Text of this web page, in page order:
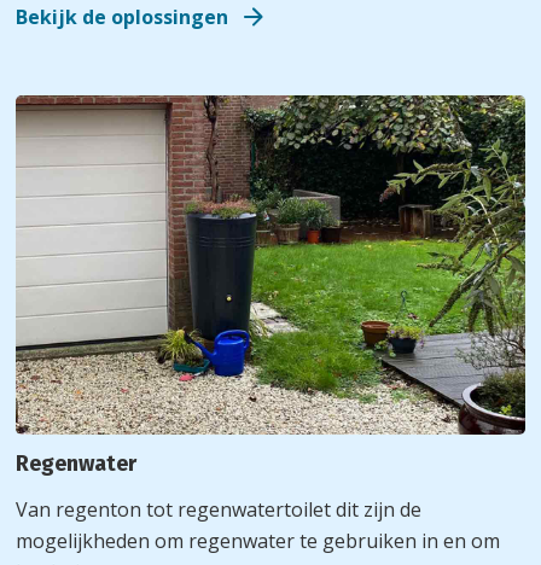
Bekijk de oplossingen
Regenwater
Van regenton tot regenwatertoilet dit zijn de
mogelijkheden om regenwater te gebruiken in en om